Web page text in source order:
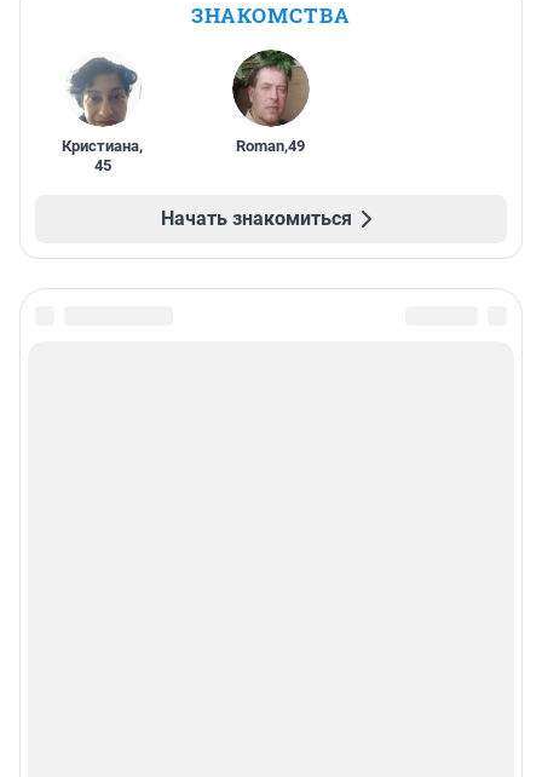
ЗНАКОМСТВА
Кристиана,
45
Roman,49
Начать знакомиться